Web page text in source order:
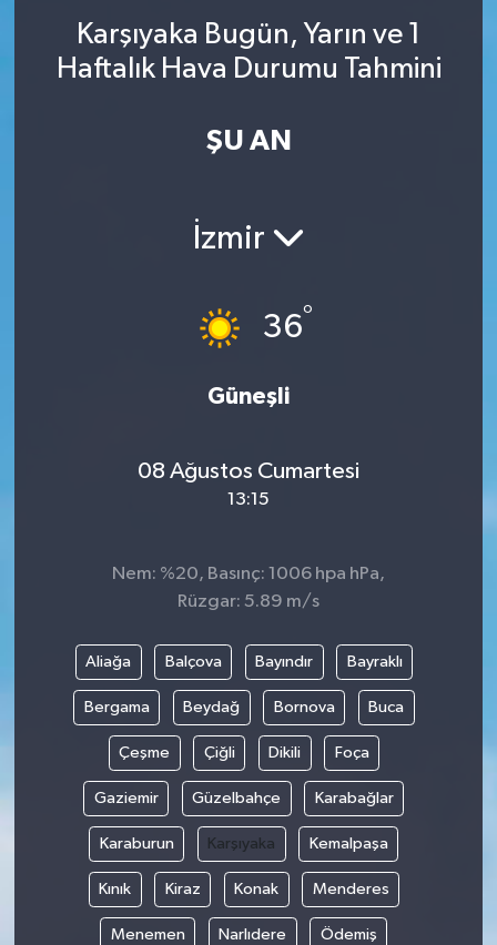
Karşıyaka Bugün, Yarın ve 1
Haftalık Hava Durumu Tahmini
ŞU AN
İzmir
36°
Güneşli
08 Ağustos Cumartesi
13:15
Nem: %20, Basınç: 1006 hpa hPa,
Rüzgar: 5.89 m/s
Aliağa Balçova Bayındır Bayraklı
Bergama Beydağ Bornova Buca
Çeşme Çiğli Dikili Foça
Gaziemir Güzelbahçe Karabağlar
Karaburun Karşıyaka Kemalpaşa
Kınık Kiraz Konak Menderes
Menemen Narlıdere Ödemiş